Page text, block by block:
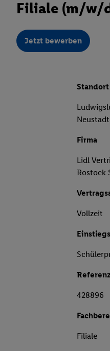
Filiale (m/w/
Jetzt bewerben
Standort
Firma
Lidl
Rostock
Vollzeit
428896
Filiale